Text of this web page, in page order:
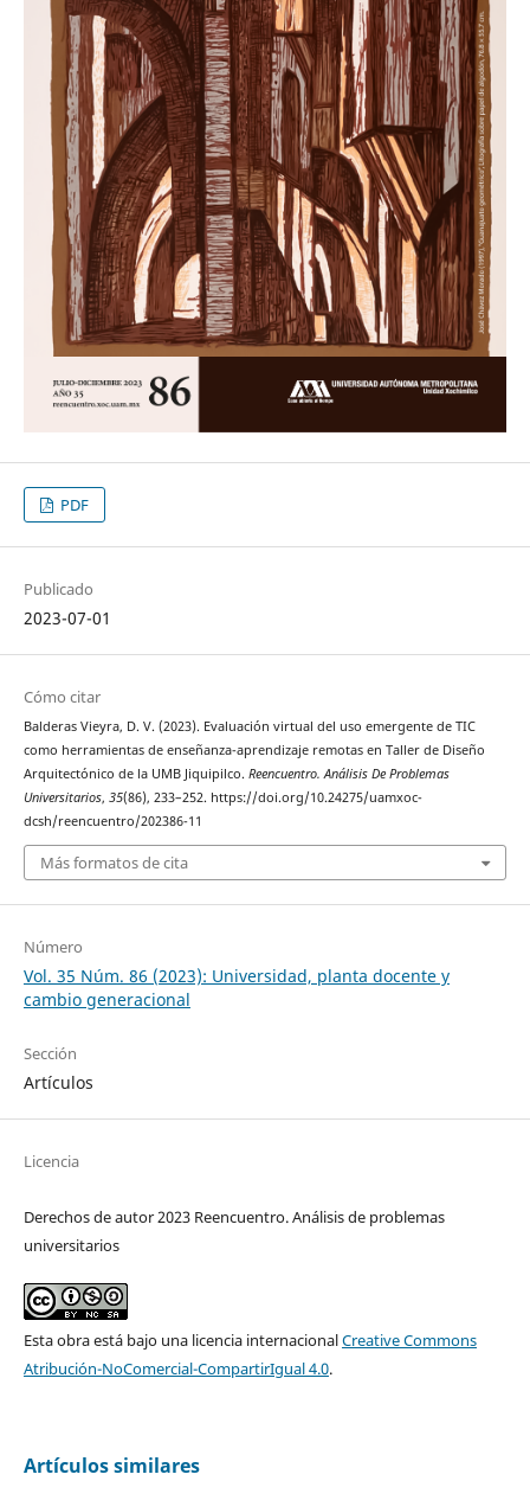
PDF
Publicado
2023-07-01
Cómo citar
Balderas Vieyra, D. V. (2023). Evaluación virtual del uso emergente de TIC
como herramientas de enseñanza-aprendizaje remotas en Taller de Diseño
Arquitectónico de la UMB Jiquipilco. Reencuentro. Análisis De Problemas
Universitarios, 35(86), 233–252. https://doi.org/10.24275/uamxoc-
dcsh/reencuentro/202386-11
Más formatos de cita
Número
Vol. 35 Núm. 86 (2023): Universidad, planta docente y
cambio generacional
Sección
Artículos
Licencia
Derechos de autor 2023 Reencuentro. Análisis de problemas
universitarios
Esta obra está bajo una licencia internacionalCreative Commons
Atribución-NoComercial-CompartirIgual 4.0.
Artículos similares